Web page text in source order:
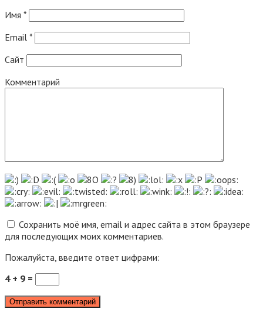
Имя *
Email *
Сайт
Комментарий
Сохранить моё имя, email и адрес сайта в этом браузере
для последующих моих комментариев.
Пожалуйста, введите ответ цифрами:
4 + 9 =